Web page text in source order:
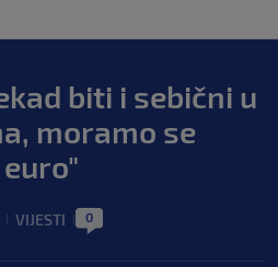
biti i sebični u
moramo se
VIJESTI 0